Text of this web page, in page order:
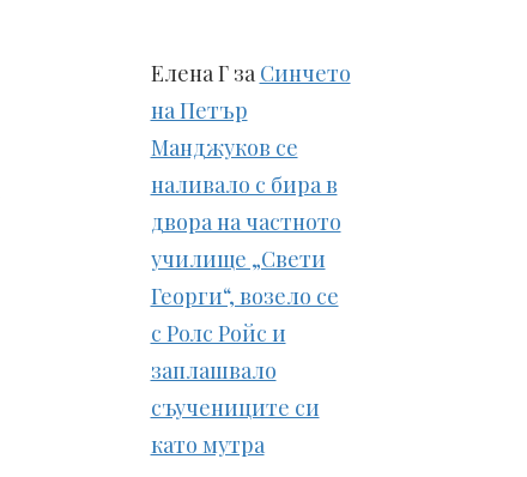
Елена Гза Синчето
на Петър
Манджуков се
наливало с бира в
двора на частното
училище „Свети
Георги“, возело се
с Ролс Ройс и
заплашвало
съучениците си
като мутра